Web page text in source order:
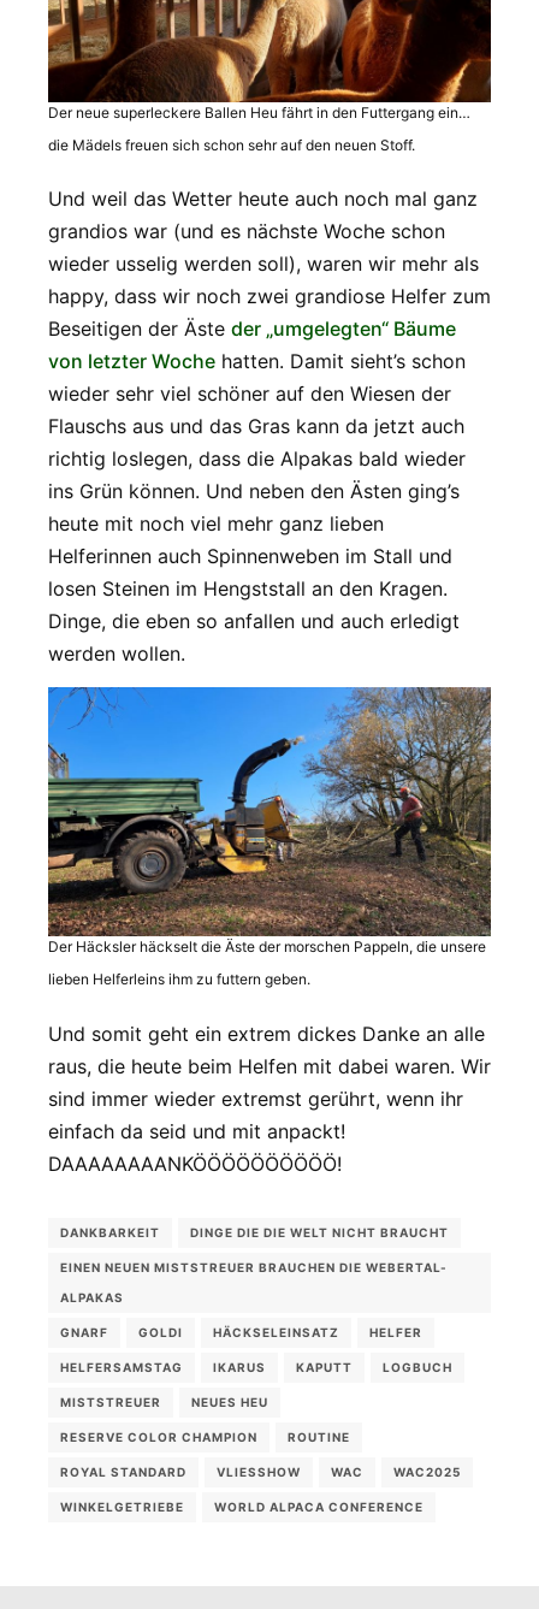
Der neue superleckere Ballen Heu fährt in den Futtergang ein…
die Mädels freuen sich schon sehr auf den neuen Stoff.
Und weil das Wetter heute auch noch mal ganz
grandios war (und es nächste Woche schon
wieder usselig werden soll), waren wir mehr als
happy, dass wir noch zwei grandiose Helfer zum
Beseitigen der Äste der „umgelegten“ Bäume
von letzter Woche hatten. Damit sieht’s schon
wieder sehr viel schöner auf den Wiesen der
Flauschs aus und das Gras kann da jetzt auch
richtig loslegen, dass die Alpakas bald wieder
ins Grün können. Und neben den Ästen ging’s
heute mit noch viel mehr ganz lieben
Helferinnen auch Spinnenweben im Stall und
losen Steinen im Hengststall an den Kragen.
Dinge, die eben so anfallen und auch erledigt
werden wollen.
Der Häcksler häckselt die Äste der morschen Pappeln, die unsere
lieben Helferleins ihm zu futtern geben.
Und somit geht ein extrem dickes Danke an alle
raus, die heute beim Helfen mit dabei waren. Wir
sind immer wieder extremst gerührt, wenn ihr
einfach da seid und mit anpackt!
DAAAAAAAANKÖÖÖÖÖÖÖÖÖÖ!
DANKBARKEIT DINGE DIE DIE WELT NICHT BRAUCHT
EINEN NEUEN MISTSTREUER BRAUCHEN DIE WEBERTAL-
ALPAKAS
GNARF GOLDI HÄCKSELEINSATZ HELFER
HELFERSAMSTAG IKARUS KAPUTT LOGBUCH
MISTSTREUER NEUES HEU
RESERVE COLOR CHAMPION ROUTINE
ROYAL STANDARD VLIESSHOW WAC WAC2025
WINKELGETRIEBE WORLD ALPACA CONFERENCE